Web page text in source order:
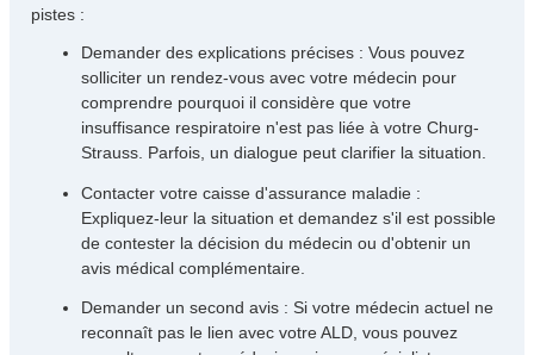
pistes :
Demander des explications précises : Vous pouvez
solliciter un rendez-vous avec votre médecin pour
comprendre pourquoi il considère que votre
insuffisance respiratoire n'est pas liée à votre Churg-
Strauss. Parfois, un dialogue peut clarifier la situation.
Contacter votre caisse d'assurance maladie :
Expliquez-leur la situation et demandez s'il est possible
de contester la décision du médecin ou d'obtenir un
avis médical complémentaire.
Demander un second avis : Si votre médecin actuel ne
reconnaît pas le lien avec votre ALD, vous pouvez